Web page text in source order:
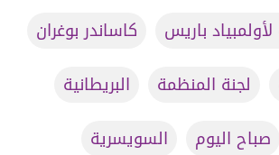
باريس
كاساندر بوغران
لجنة المنظمة
البريطانية
صباح اليوم السويسرية